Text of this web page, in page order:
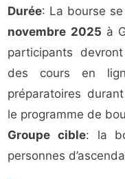
Durée: La bourse
novembre 2025 à
participants
des cours en
préparatoires
le programme de
Groupe cible: la
personnes